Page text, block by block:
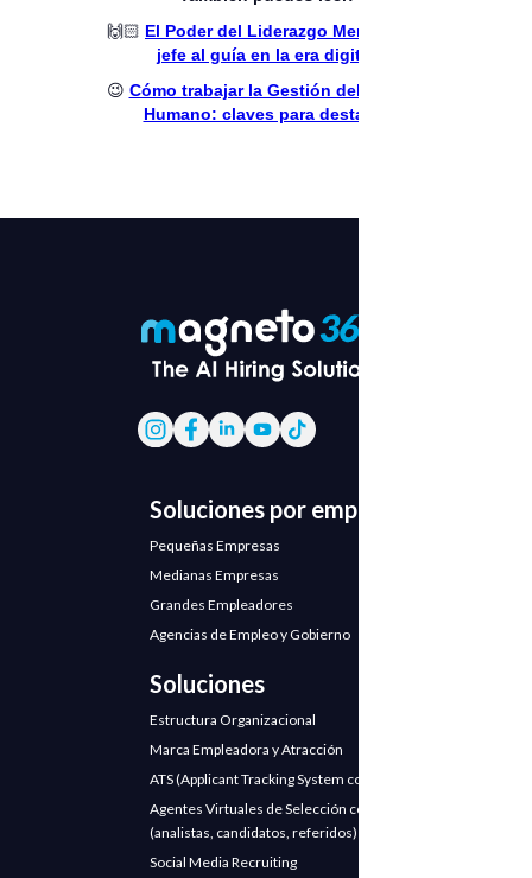
🙌🏻 El Poder del Liderazgo Mentor: del
jefe al guía en la era digital
😉 Cómo trabajar la Gestión del Talento
Humano: claves para destacar
Soluciones por empresa
Pequeñas Empresas
Medianas Empresas
Grandes Empleadores
Agencias de Empleo y Gobierno
Soluciones
Estructura Organizacional
Marca Empleadora y Atracción
ATS (Applicant Tracking System con IA)
Agentes Virtuales de Selección con IA
(analistas, candidatos, referidos)
Social Media Recruiting